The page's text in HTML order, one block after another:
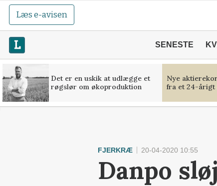
Læs e-avisen
SENESTE
Det er en uskik at udlægge et
røgslør om økoproduktion
Nye
fra et 24-årigt
FJERKRÆ 20-04-2020 10:55
Danpo